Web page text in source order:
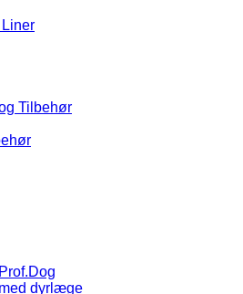
Tilbehør
dyrlæge